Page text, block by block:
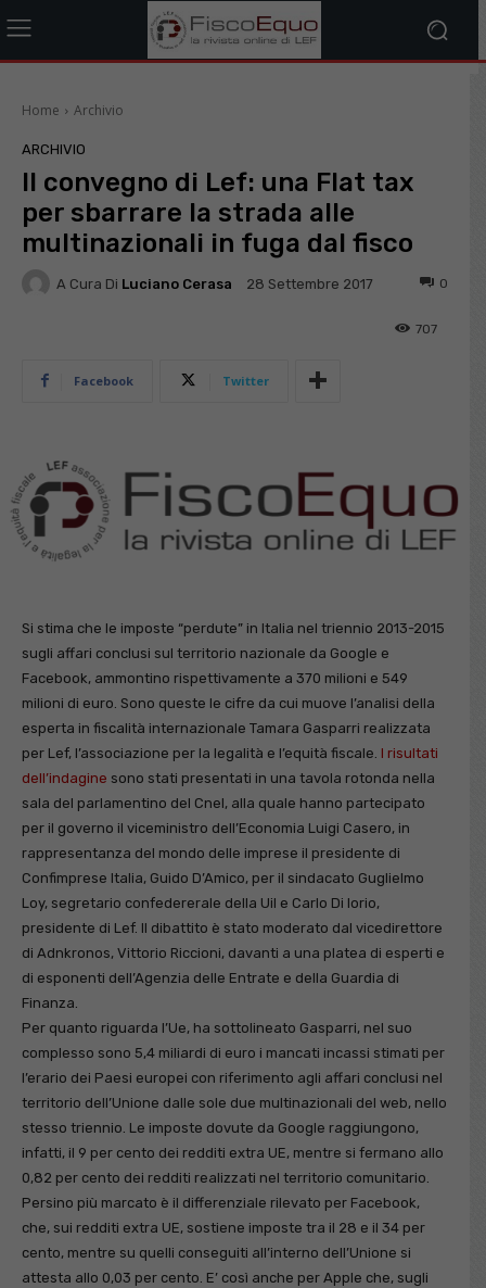
Home Archivio
ARCHIVIO
Il convegno di Lef: una Flat tax
per sbarrare la strada alle
multinazionali in fuga dal fisco
A Cura Di Luciano Cerasa 28 Settembre 2017 0
707
Facebook Twitter
Si stima che le imposte “perdute” in Italia nel triennio 2013-2015
sugli affari conclusi sul territorio nazionale da Google e
Facebook, ammontino rispettivamente a 370 milioni e 549
milioni di euro. Sono queste le cifre da cui muove l’analisi della
esperta in fiscalità internazionale Tamara Gasparri realizzata
per Lef, l’associazione per la legalità e l’equità fiscale. I risultati
dell’indagine sono stati presentati in una tavola rotonda nella
sala del parlamentino del Cnel, alla quale hanno partecipato
per il governo il viceministro dell’Economia Luigi Casero, in
rappresentanza del mondo delle imprese il presidente di
Confimprese Italia, Guido D’Amico, per il sindacato Guglielmo
Loy, segretario confedererale della Uil e Carlo Di Iorio,
presidente di Lef. Il dibattito è stato moderato dal vicedirettore
di Adnkronos, Vittorio Riccioni, davanti a una platea di esperti e
di esponenti dell’Agenzia delle Entrate e della Guardia di
Finanza.
Per quanto riguarda l’Ue, ha sottolineato Gasparri, nel suo
complesso sono 5,4 miliardi di euro i mancati incassi stimati per
l’erario dei Paesi europei con riferimento agli affari conclusi nel
territorio dell’Unione dalle sole due multinazionali del web, nello
stesso triennio. Le imposte dovute da Google raggiungono,
infatti, il 9 per cento dei redditi extra UE, mentre si fermano allo
0,82 per cento dei redditi realizzati nel territorio comunitario.
Persino più marcato è il differenziale rilevato per Facebook,
che, sui redditi extra UE, sostiene imposte tra il 28 e il 34 per
cento, mentre su quelli conseguiti all’interno dell’Unione si
attesta allo 0,03 per cento. E’ così anche per Apple che, sugli